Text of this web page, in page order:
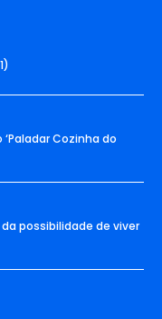
‘Paladar Cozinha do
da possibilidade de viver